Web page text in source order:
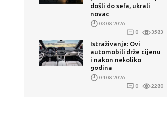
došli do sefa, ukrali
novac
03.08.2026.
0
3583
Istraživanje: Ovi
automobili drže cijenu
i nakon nekoliko
godina
04.08.2026.
0
2280